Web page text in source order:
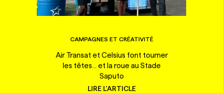
CAMPAGNES ET CRÉATIVITÉ
Air Transat et Celsius font tourner
les têtes... et la roue au Stade
Saputo
LIRE L'ARTICLE